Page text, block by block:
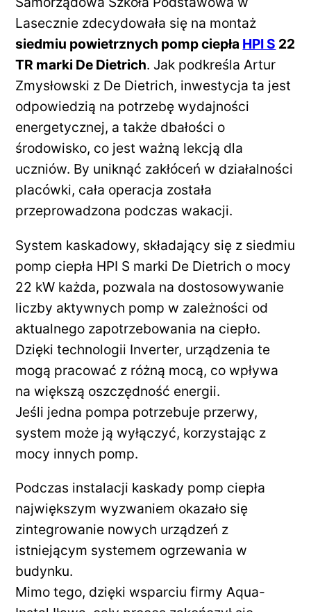
Lasecznie zdecydowała się na montaż
siedmiu powietrznych pomp ciepła HPI S 22
TR marki De Dietrich. Jak podkreśla Artur
Zmysłowski z De Dietrich, inwestycja ta jest
odpowiedzią na potrzebę wydajności
energetycznej, a także dbałości o
środowisko, co jest ważną lekcją dla
uczniów. By uniknąć zakłóceń w działalności
placówki, cała operacja została
przeprowadzona podczas wakacji.
System kaskadowy, składający się z siedmiu
pomp ciepła HPI S marki De Dietrich o mocy
22 kW każda, pozwala na dostosowywanie
liczby aktywnych pomp w zależności od
aktualnego zapotrzebowania na ciepło.
Dzięki technologii Inverter, urządzenia te
mogą pracować z różną mocą, co wpływa
na większą oszczędność energii.
Jeśli jedna pompa potrzebuje przerwy,
system może ją wyłączyć, korzystając z
mocy innych pomp.
Podczas instalacji kaskady pomp ciepła
największym wyzwaniem okazało się
zintegrowanie nowych urządzeń z
istniejącym systemem ogrzewania w
budynku.
Mimo tego, dzięki wsparciu firmy Aqua-